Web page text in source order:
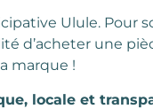
Ulule. Pour
d’acheter une
marque !
locale et